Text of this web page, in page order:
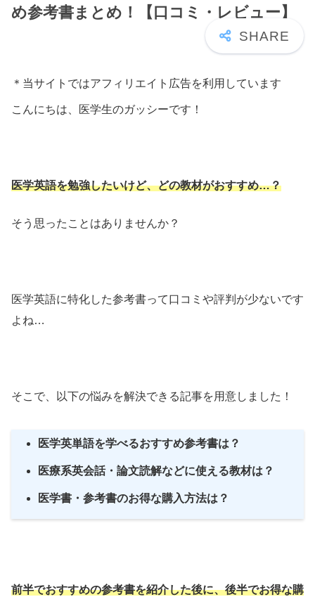
め参考書まとめ！【口コミ・レビュー】
＊当サイトではアフィリエイト広告を利用しています
こんにちは、医学生のガッシーです！
医学英語を勉強したいけど、どの教材がおすすめ…？
そう思ったことはありませんか？
医学英語に特化した参考書って口コミや評判が少ないです
よね…
そこで、以下の悩みを解決できる記事を用意しました！
医学英単語を学べるおすすめ参考書は？
医療系英会話・論文読解などに使える教材は？
医学書・参考書のお得な購入方法は？
前半でおすすめの参考書を紹介した後に、後半でお得な購